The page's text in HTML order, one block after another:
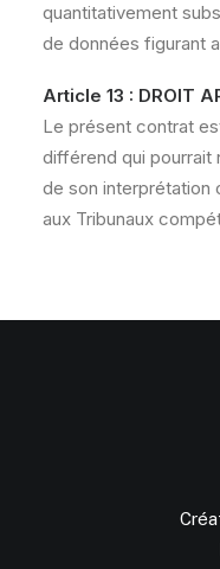
quantitativement
de données figurant
Article 13 : DROIT
Le présent contrat
différend qui pourrait
de son interprétation
aux Tribunaux